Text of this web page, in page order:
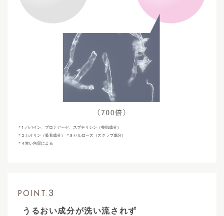
＊1 パパイン、プロテアーゼ、スブチリシン（整肌成分）
＊2 カオリン（吸着成分） ＊3 セルロース（スクラブ成分）
＊4 古い角質による
POINT. 3
うるおい成分が洗い流されず